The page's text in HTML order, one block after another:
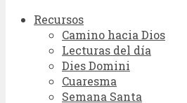
Recursos
Camino hacia Dios
Lecturas del día
Dies Domini
Cuaresma
Semana Santa